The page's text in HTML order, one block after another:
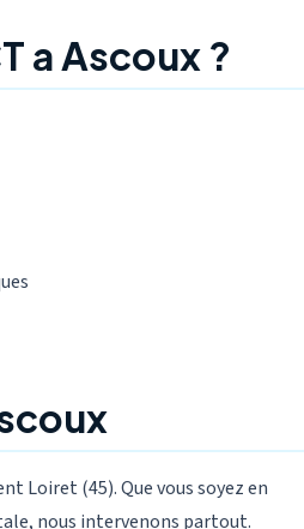
a Ascoux ?
Loiret (45). Que vous soyez en
nous intervenons partout.